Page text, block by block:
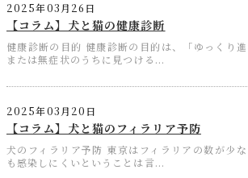
2025年03月26日
【コラム】犬と猫の健康診断
健康診断の目的 健康診断の目的は、「ゆっくり
または無症状のうちに見つける...
2025年03月20日
【コラム】犬と猫のフィラリア予防
犬のフィラリア予防 東京はフィラリアの数が少
も感染しにくいということは言...